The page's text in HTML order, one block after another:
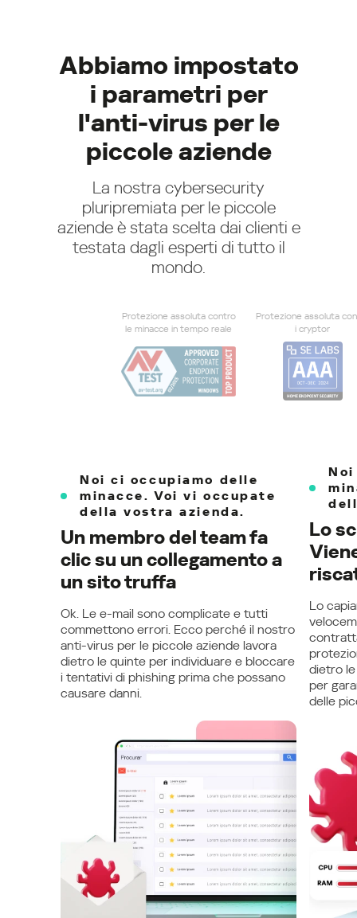
Abbiamo impostato
i parametri per
l'anti-virus per le
piccole aziende
La nostra cybersecurity
pluripremiata per le piccole
aziende è stata scelta dai clienti e
testata dagli esperti di tutto il
mondo.
Protezione assoluta contro
le minacce in tempo reale
Protezione assoluta
i cryptor
Noi ci occupiamo delle
minacce. Voi vi occupate
della vostra azienda.
Un membro del team fa
clic su un collegamento a
un sito truffa
Ok. Le e-mail sono complicate e tutti
commettono errori. Ecco perché il nostro
anti-virus per le piccole aziende lavora
dietro le quinte per individuare e bloccare
i tentativi di phishing prima che possano
causare danni.
Lo
Lo
dietro le
per
delle